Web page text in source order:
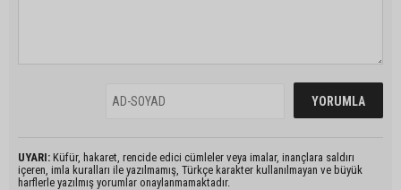
UYARI: Küfür, hakaret, rencide edici cümleler veya imalar, inançlara saldırı
içeren, imla kuralları ile yazılmamış, Türkçe karakter kullanılmayan ve büyük
harflerle yazılmış yorumlar onaylanmamaktadır.